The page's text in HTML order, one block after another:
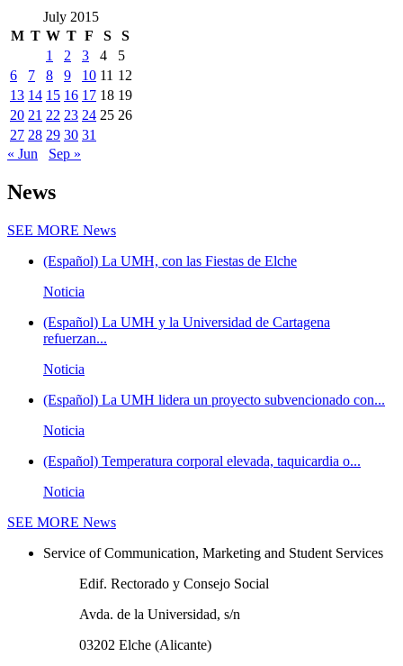
July 2015
M T W T F S
S
1
2 3 4
5
6
7 8 9 10 11 12
13 14 15 16 17 18 19
20 21 22 23 24 25 26
27 28 29 30 31
« Jun
Sep »
News
SEE MORE News
(Español) La UMH, con las Fiestas de Elche
Noticia
(Español) La UMH y la Universidad de Cartagena
refuerzan...
Noticia
(Español) La UMH lidera un proyecto subvencionado con...
Noticia
(Español) Temperatura corporal elevada, taquicardia o...
Noticia
SEE MORE News
Service of Communication, Marketing and Student Services
Edif. Rectorado y Consejo Social
Avda. de la Universidad, s/n
03202 Elche (Alicante)